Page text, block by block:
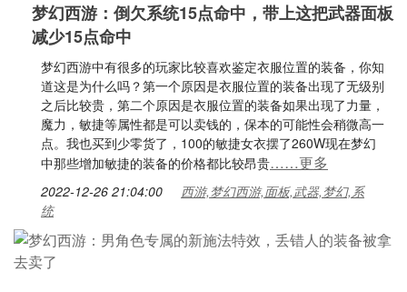
梦幻西游：倒欠系统15点命中，带上这把武器面板
减少15点命中
梦幻西游中有很多的玩家比较喜欢鉴定衣服位置的装备，你知
道这是为什么吗？第一个原因是衣服位置的装备出现了无级别
之后比较贵，第二个原因是衣服位置的装备如果出现了力量，
魔力，敏捷等属性都是可以卖钱的，保本的可能性会稍微高一
点。我也买到少零货了，100的敏捷女衣摆了260W现在梦幻
中那些增加敏捷的装备的价格都比较昂贵……更多
2022-12-26 21:04:00
西游,梦幻西游,面板,武器,梦幻,系
统